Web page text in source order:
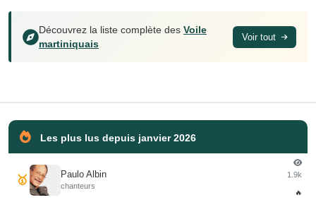
Découvrez la liste complète des Voile
martiniquais
Voir tout
Les plus lus depuis janvier 2026
🥇 Paulo Albin
chanteurs
1.9k
🔥